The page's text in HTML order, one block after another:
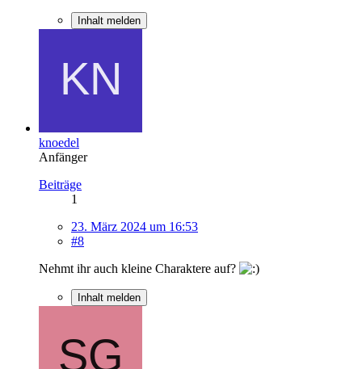
Inhalt melden
knoedel
Anfänger
Beiträge
1
23. März 2024 um 16:53
#8
Nehmt ihr auch kleine Charaktere auf?
Inhalt melden